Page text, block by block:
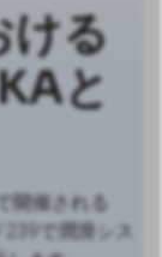
る
と
開催される
239で潤滑シス